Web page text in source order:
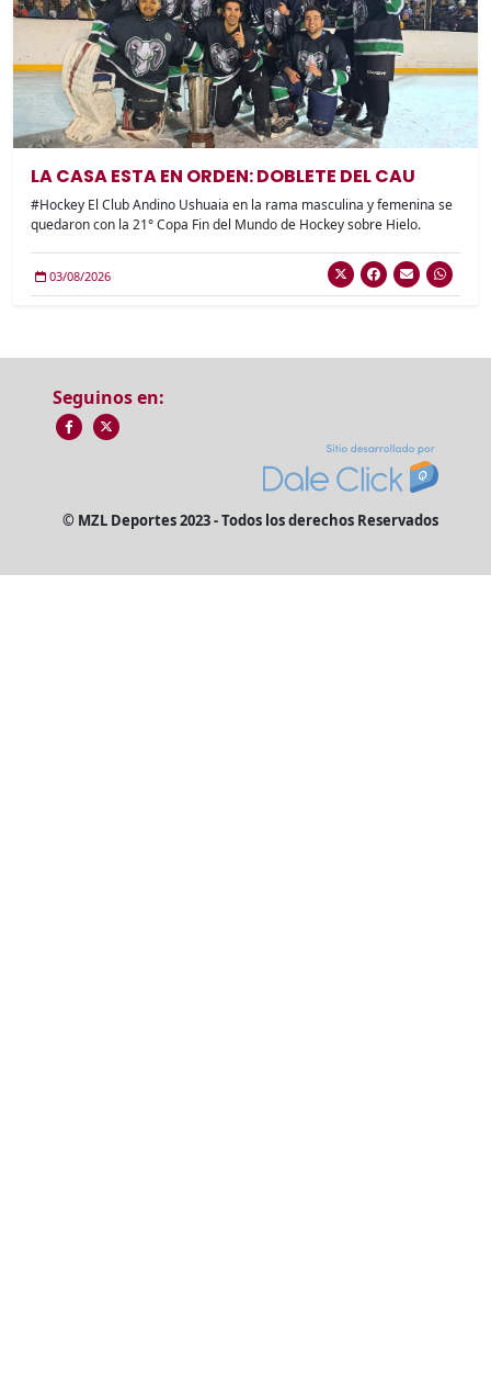
LA CASA ESTA EN ORDEN: DOBLETE DEL CAU
#Hockey El Club Andino Ushuaia en la rama masculina y femenina se
quedaron con la 21° Copa Fin del Mundo de Hockey sobre Hielo.
03/08/2026
Seguinos en:
© MZL Deportes 2023 - Todos los derechos Reservados